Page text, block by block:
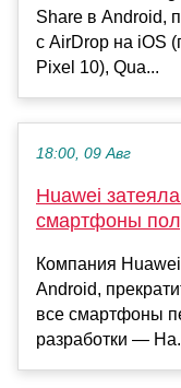
Share в Android,
с AirDrop на iOS
Pixel 10), Qua...
18:00, 09 Авг
Huawei
смартфоны
Компания
Android,
все смартфоны
разработки —